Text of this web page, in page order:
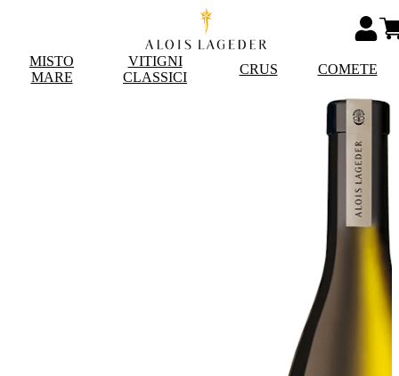
MISTO
MARE
VITIGNI
CLASSICI
CRUS COMETE